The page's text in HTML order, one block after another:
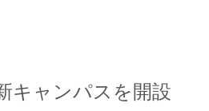
キャンパスを開設